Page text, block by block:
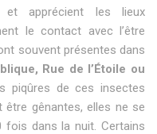
et apprécient les lieux
le contact avec l’être
souvent présentes dans
Rue de l’Étoile ou
piqûres de ces insectes
gênantes, elles ne se
fois dans la nuit. Certains